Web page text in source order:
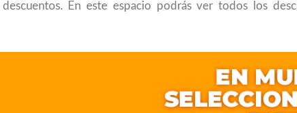
En este espacio podrás ver todos los